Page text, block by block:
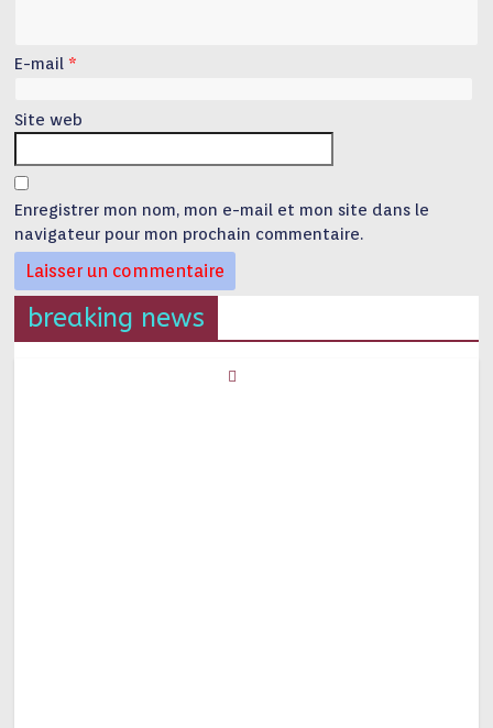
E-mail *
Site web
Enregistrer mon nom, mon e-mail et mon site dans le
navigateur pour mon prochain commentaire.
breaking news